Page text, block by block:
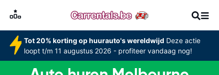
Tot 20% korting op huurauto's wereldwijd Deze actie
loopt t/m 11 augustus 2026 - profiteer vandaag nog!